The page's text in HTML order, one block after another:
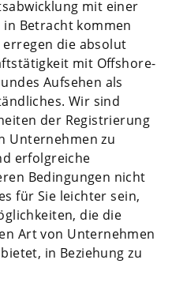
mit einer
Betracht kommen
erregen die absolut
mit Offshore-
Aufsehen als
Wir sind
der Registrierung
Unternehmen zu
erfolgreiche
Bedingungen nicht
für Sie leichter sein,
die die
Art von Unternehmen
in Beziehung zu